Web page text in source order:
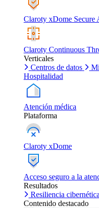
Claroty xDome Secure
Claroty Continuous
Verticales
Centros de datos
Hospitalidad
Atención médica
Plataforma
Claroty xDome
Acceso seguro a la
Resultados
Resiliencia cibernética
Contenido destacado